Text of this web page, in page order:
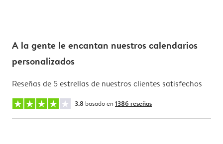
A la gente le encantan nuestros calendarios
personalizados
Reseñas de 5 estrellas de nuestros clientes satisfechos
3.8 basado en 1386 reseñas